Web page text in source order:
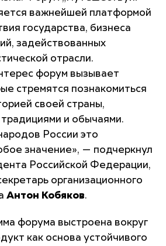
важнейшей платформой
государства, бизнеса
задействованных
отрасли.
форум вызывает
стремятся познакомиться
своей страны,
традициями и обычаями.
России это
значение», — подчеркнул
Российской Федерации,
организационного
Антон Кобяков.
форума выстроена вокруг
как основа устойчивого